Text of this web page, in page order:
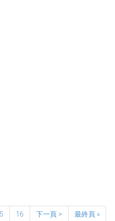
16 下一頁 > 最終頁 »